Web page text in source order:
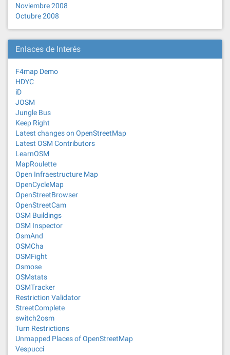
Noviembre 2008
Octubre 2008
Enlaces de Interés
F4map Demo
HDYC
iD
JOSM
Jungle Bus
Keep Right
Latest changes on OpenStreetMap
Latest OSM Contributors
LearnOSM
MapRoulette
Open Infraestructure Map
OpenCycleMap
OpenStreetBrowser
OpenStreetCam
OSM Buildings
OSM Inspector
OsmAnd
OSMCha
OSMFight
Osmose
OSMstats
OSMTracker
Restriction Validator
StreetComplete
switch2osm
Turn Restrictions
Unmapped Places of OpenStreetMap
Vespucci